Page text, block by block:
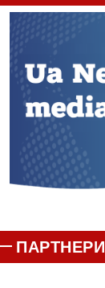
ПАРТНЕРИ